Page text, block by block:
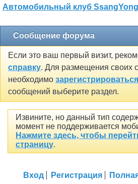
Автомобильный клуб SsangYong
Сообщение форума
Если это ваш первый визит,
справку. Для размещения своих
необходимо зарегистрироваться
сообщений выберите раздел.
Извините, но данный тип
момент не поддерживается
Нажмите здесь, чтобы
страницу.
Вход Регистрация